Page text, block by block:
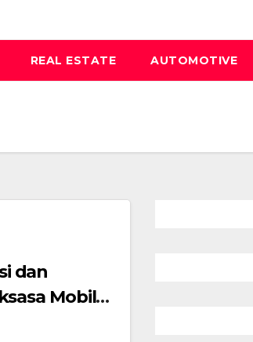
REAL ESTATE AUTOMOTIVE
dan
Mobil